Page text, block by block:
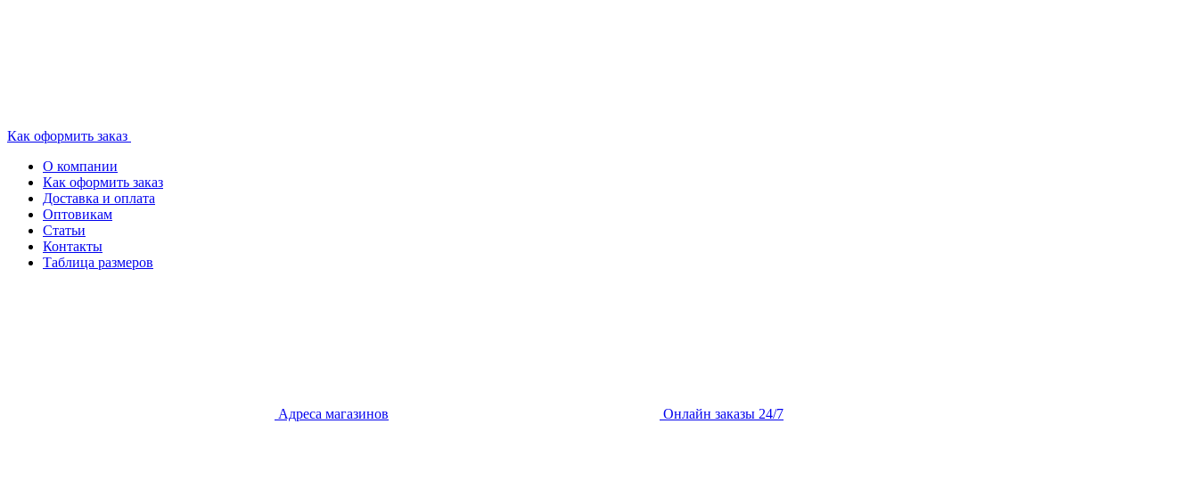
Как оформить заказ
О компании
Как оформить заказ
Доставка и оплата
Оптовикам
Статьи
Контакты
Таблица размеров
Адреса магазинов Онлайн заказы 24/7